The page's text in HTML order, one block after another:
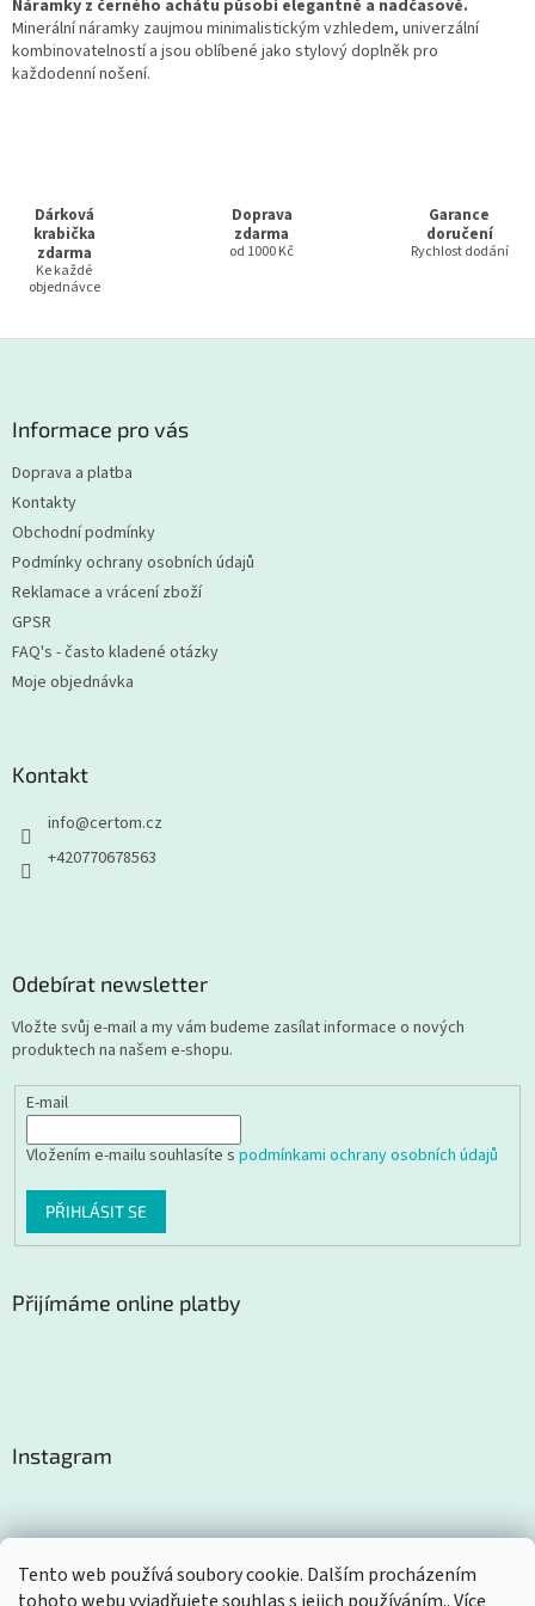
Tento web používá soubory cookie. Dalším procházením
á
d
k
y
v
s
Náramky z černého achátu působí elegantně a nadčasově.
Minerální náramky zaujmou minimalistickým vzhledem, univerzální
kombinovatelností a jsou oblíbené jako stylový doplněk pro
každodenní nošení.
Dárková
krabička
zdarma
Ke každé
objednávce
Doprava
zdarma
od 1000 Kč
Garance
doručení
Rychlost dodání
Informace pro vás
Doprava a platba
Kontakty
Obchodní podmínky
Podmínky ochrany osobních údajů
Reklamace a vrácení zboží
GPSR
FAQ's - často kladené otázky
Moje objednávka
Kontakt
info@certom.cz
+420770678563
Odebírat newsletter
Vložte svůj e-mail a my vám budeme zasílat informace o nových
produktech na našem e-shopu.
E-mail
Vložením e-mailu souhlasíte s podmínkami ochrany osobních údajů
PŘIHLÁSIT SE
Přijímáme online platby
Instagram